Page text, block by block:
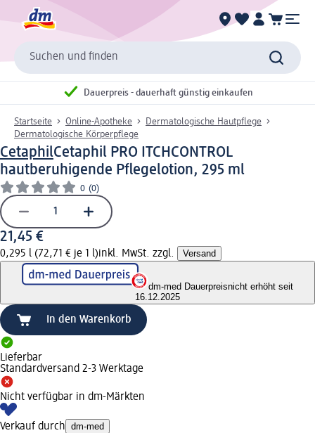
Suchen und finden
Dauerpreis - dauerhaft günstig einkaufen
Startseite Online-Apotheke
Dermatologische Hautpflege
Dermatologische Körperpflege
CetaphilCetaphil PRO ITCHCONTROL
hautberuhigende Pflegelotion, 295 ml
0 (0)
21,45 €
0,295 l (72,71 € je 1 l)inkl. MwSt. zzgl. Versand
dm-med Dauerpreisnicht erhöht seit
16.12.2025
In den Warenkorb
Lieferbar
Standardversand 2-3 Werktage
Nicht verfügbar in dm-Märkten
Verkauf durch dm-med